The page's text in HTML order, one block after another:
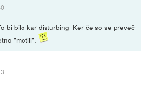
bi bilo kar disturbing. Ker če so se preveč
"motili".